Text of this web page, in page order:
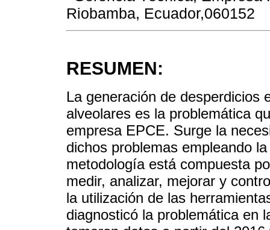
Riobamba, Ecuador,060152
RESUMEN:
La generación de desperdicios
alveolares es la problemática
empresa EPCE. Surge la
dichos problemas empleando
metodología está compuesta
medir, analizar, mejorar y
la utilización de las
diagnosticó la problemática en